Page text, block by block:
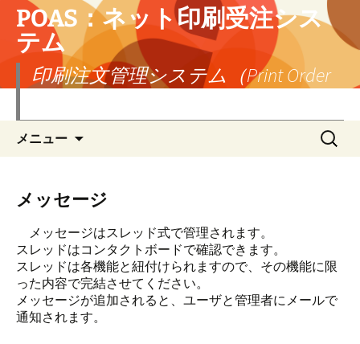
POAS：ネット印刷受注シス
テム
印刷注文管理システム（Print Order
メニュー
テ
ツ
へ
ス
キ
ッ
プ
検
索:
メッセージ
メッセージはスレッド式で管理されます。
スレッドはコンタクトボードで確認できます。
スレッドは各機能と紐付けられますので、その機能に限
った内容で完結させてください。
メッセージが追加されると、ユーザと管理者にメールで
通知されます。